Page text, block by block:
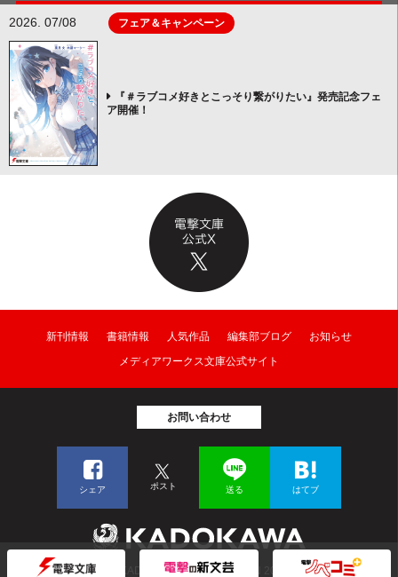
2026. 07/08 フェア＆キャンペーン
『＃ラブコメ好きとこっそり繋がりたい』発売記念フェ
ア開催！
新刊情報 書籍情報 人気作品 編集部ブログ
お知らせ
メディアワークス文庫公式サイト
お問い合わせ
シェア ポスト 送る はてブ
© KADOKAWA CORPORATION 2026